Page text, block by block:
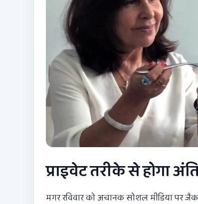
प्राइवेट तरीके से होगा
मगर रविवार को अचानक सोशल मीडिया पर